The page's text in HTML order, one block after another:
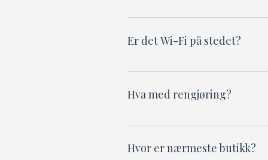
Ja, hovedbygningen har
tørketrommel og et
Er det Wi-Fi på stedet?
Ja, vi tilbyr gratis Wi-Fi.
Hva med rengjøring?
Vennligst forlat plassen
avfallsbeholdere rundt
Hvor er nærmeste butikk?